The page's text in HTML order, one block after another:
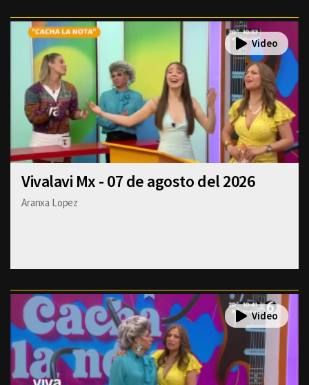
Vivalavi Mx - 07 de agosto del 2026
Aranxa Lopez